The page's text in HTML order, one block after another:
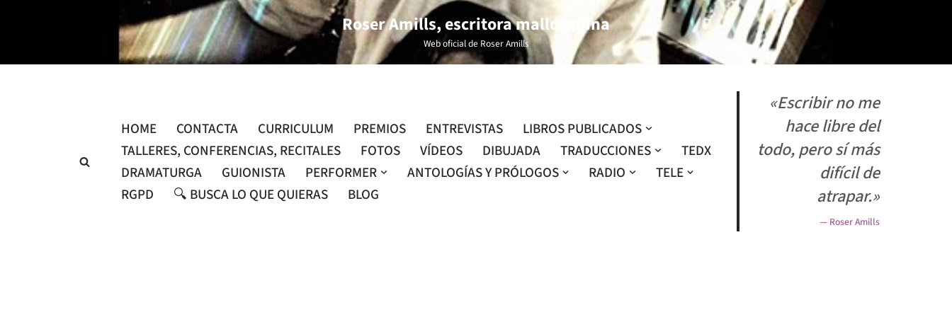
contenido
Roser Amills, escritora mallorquina
Web oficial de Roser Amills
HOME CONTACTA CURRICULUM PREMIOS ENTREVISTAS
LIBROS PUBLICADOS
TALLERES, CONFERENCIAS, RECITALES
FOTOS VÍDEOS DIBUJADA TRADUCCIONES
TEDX
DRAMATURGA
GUIONISTA PERFORMER ANTOLOGÍAS Y PRÓLOGOS RADIO
TELE
RGPD
🔍 BUSCA LO QUE QUIERAS BLOG
«Escribir no me
hace libre del
todo, pero sí más
difícil de
atrapar.»
— Roser Amills